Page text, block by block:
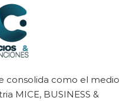
consolida como el medio
MICE, BUSINESS &